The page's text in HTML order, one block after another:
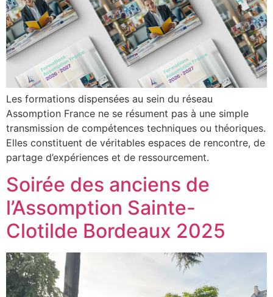
Les formations dispensées au sein du réseau
Assomption France ne se résument pas à une simple
transmission de compétences techniques ou théoriques.
Elles constituent de véritables espaces de rencontre, de
partage d’expériences et de ressourcement.
Soirée des anciens de
l’Assomption Sainte-
Clotilde Bordeaux 2025